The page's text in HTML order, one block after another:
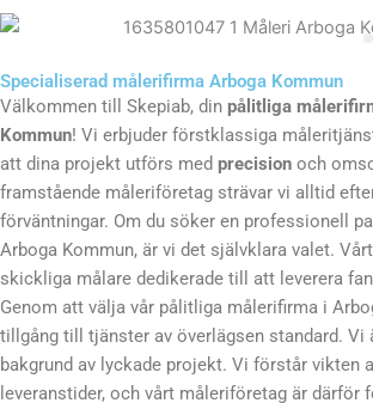
och
Specialiserad målerifirma Arboga Kommun
Välkommen till Skepiab, din pålitliga
Kommun! Vi erbjuder förstklassiga
att dina projekt utförs med precision och
framstående måleriföretag strävar vi alltid
förväntningar. Om du söker en professionell
Arboga Kommun, är vi det självklara valet.
skickliga målare dedikerade till att leverera
Genom att välja vår pålitliga målerifirma i
tillgång till tjänster av överlägsen standard. Vi
bakgrund av lyckade projekt. Vi förstår vikten
leveranstider, och vårt måleriföretag är därför